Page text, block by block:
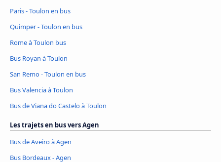
Paris - Toulon en bus
Quimper - Toulon en bus
Rome à Toulon bus
Bus Royan à Toulon
San Remo - Toulon en bus
Bus Valencia à Toulon
Bus de Viana do Castelo à Toulon
Les trajets en bus vers Agen
Bus de Aveiro à Agen
Bus Bordeaux - Agen